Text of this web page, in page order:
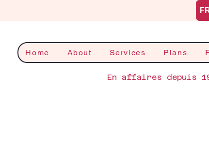
Home About Services Plans
En affaires depuis